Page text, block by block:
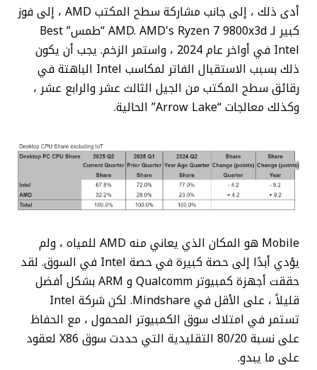
أدى ذلك ، إلى جانب مشاركة سطح المكتب AMD ، إلى فوز
كبير لـ AMD. AMD's Ryzen 7 9800x3d “طمس” Best
Intel في أواخر عام 2024 ، واستمر الزخم. يجب أن يكون
ذلك بسبب الاستقبال الفاتر لمكاسب Intel الباهتة في
رقائق سطح المكتب من الجيل الثالث عشر والرابع عشر ،
وكذلك معالجات “Arrow Lake” الحالية.
Mobile هو المكان الذي يعاني منه AMD للمياه ، ولم
يؤدي أبدًا إلى حصة كبيرة في حصة Intel في السوق. لقد
حققت أجهزة كمبيوتر Qualcomm و ARM بشكل أفضل
قليلاً ، على الأقل في Mindshare. لكن شركة Intel
تستمر في امتلاك سوق الكمبيوتر المحمول ، مع الحفاظ
على نسبة 80/20 التقليدية التي حددت سوق X86 لعقود
على ما يبدو.